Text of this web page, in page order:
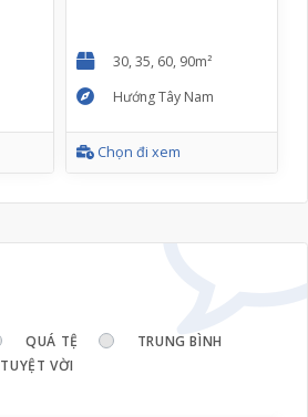
30, 35, 60, 90m²
Hướng Tây Nam
Chọn đi xem
QUÁ TỆ
TRUNG BÌNH
TUYỆT VỜI